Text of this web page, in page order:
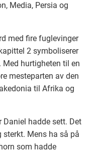
Media, Persia og
med fire fuglevinger
2 symboliserer
Med hurtigheten til en
mesteparten av den
til Afrika og
Daniel hadde sett. Det
Mens ha så på
som hadde